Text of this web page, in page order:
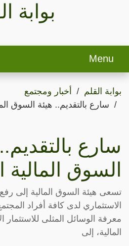
بوابة
Menu
بوابة القلم
أخبار ومجتمع
سارع بالتقديم.. هيئة السوق
سارع
السوق المالية
تسعى هيئة السوق المالية إلى
الاستثماري لدى كافة أفراد
معرفة الوسائل المثلى للاستثمار
المالية، إلى